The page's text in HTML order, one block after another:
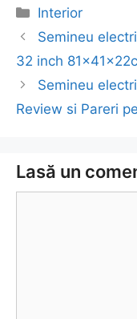
Categorii
Interior
Navigare
în
Semineu
32 inch
Semineu
Review si Pareri
Lasă un